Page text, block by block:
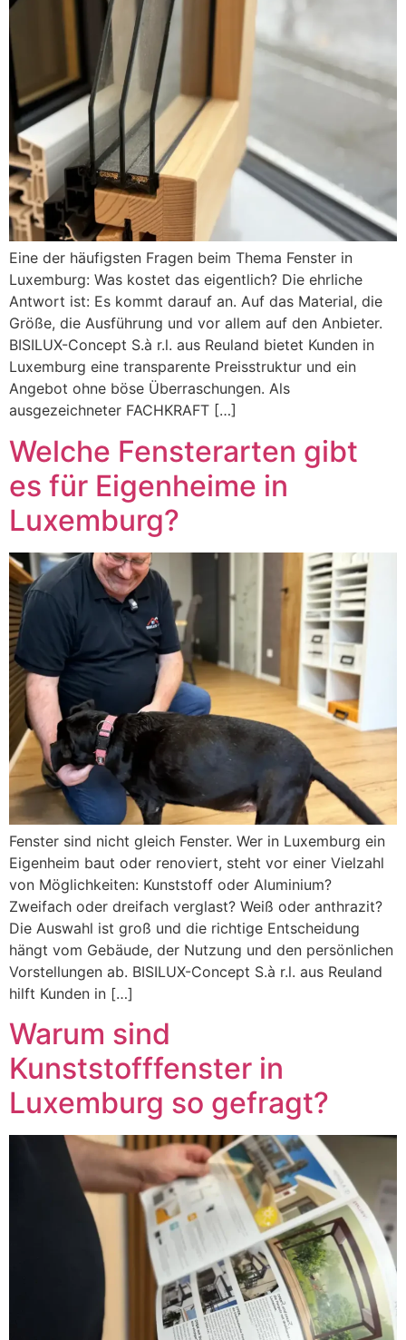
Eine der häufigsten Fragen beim Thema Fenster in
Luxemburg: Was kostet das eigentlich? Die ehrliche
Antwort ist: Es kommt darauf an. Auf das Material, die
Größe, die Ausführung und vor allem auf den Anbieter.
BISILUX-Concept S.à r.l. aus Reuland bietet Kunden in
Luxemburg eine transparente Preisstruktur und ein
Angebot ohne böse Überraschungen. Als
ausgezeichneter FACHKRAFT […]
Welche Fensterarten gibt
es für Eigenheime in
Luxemburg?
Fenster sind nicht gleich Fenster. Wer in Luxemburg ein
Eigenheim baut oder renoviert, steht vor einer Vielzahl
von Möglichkeiten: Kunststoff oder Aluminium?
Zweifach oder dreifach verglast? Weiß oder anthrazit?
Die Auswahl ist groß und die richtige Entscheidung
hängt vom Gebäude, der Nutzung und den persönlichen
Vorstellungen ab. BISILUX-Concept S.à r.l. aus Reuland
hilft Kunden in […]
Warum sind
Kunststofffenster in
Luxemburg so gefragt?